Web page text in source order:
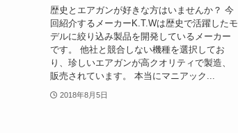
歴史とエアガンが好きな方はいませんか？ 今
回紹介するメーカーK.T.Wは歴史で活躍したモ
デルに絞り込み製品を開発しているメーカー
です。 他社と競合しない機種を選択してお
り、珍しいエアガンが高クオリティで製造、
販売されています。 本当にマニアック...
2018年8月5日